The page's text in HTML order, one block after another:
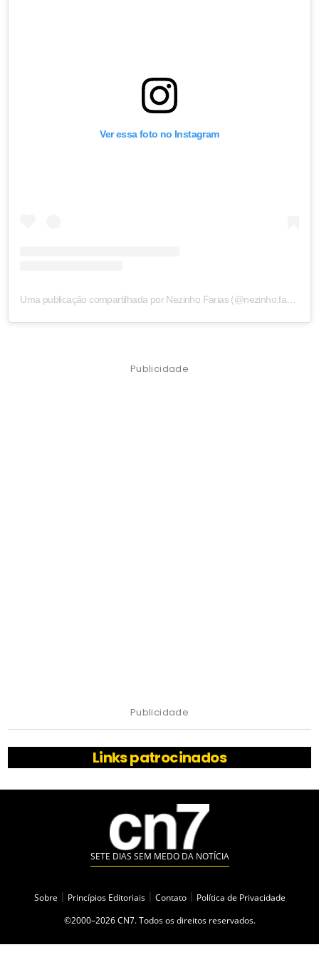
Ver essa foto no Instagram
Publicidade
Publicidade
Links patrocinados
SETE DIAS SEM MEDO DA NOTÍCIA
Sobre Princípios Editoriais Contato
Política de Privacidade
©2000–2026 CN7. Todos os direitos reservados.